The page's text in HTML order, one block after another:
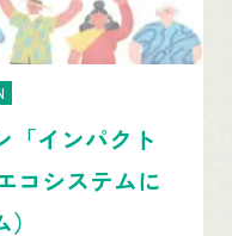
「インパクト
コシステムに